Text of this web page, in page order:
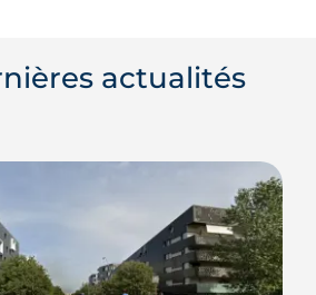
actualités